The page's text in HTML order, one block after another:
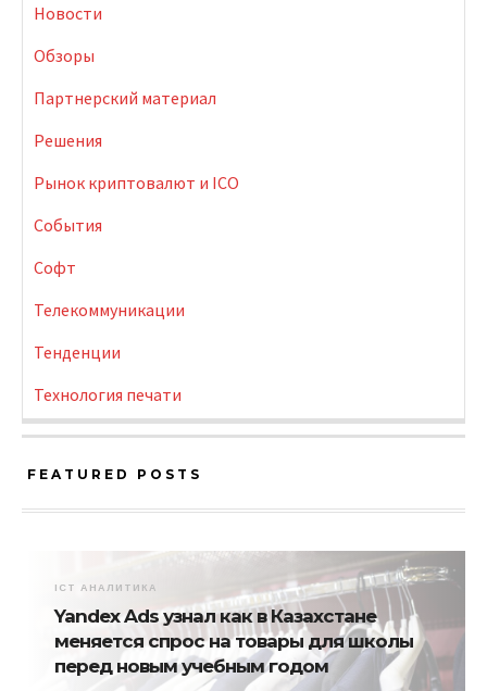
Новости
Обзоры
Партнерский материал
Решения
Рынок криптовалют и ICO
События
Софт
Телекоммуникации
Тенденции
Технология печати
FEATURED POSTS
ICT АНАЛИТИКА
Yandex Ads узнал как в Казахстане
меняется спрос на товары для школы
перед новым учебным годом